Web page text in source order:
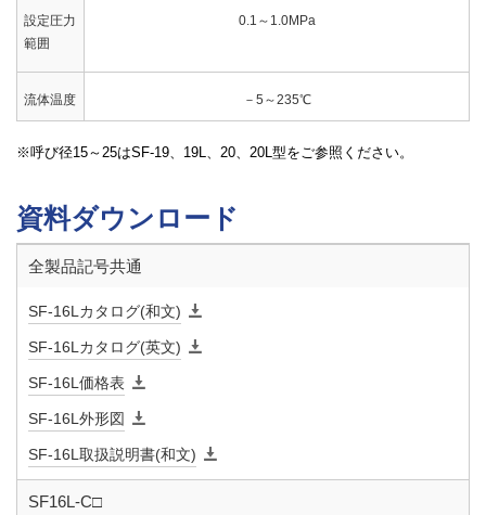
設定圧力
範囲
0.1～1.0MPa
流体温度 －5～235℃
端接続
入口：JIS 10K RFフランジ（厚さは寸法表による）
取付姿勢
体
体
材質 弁
座
呼び径15～25はSF-19、19L、20、20L型をご参照ください。
資料ダウンロード
全製品記号共通
SF-16Lカタログ(和文)
SF-16Lカタログ(英文)
SF-16L価格表
SF-16L外形図
SF-16L取扱説明書(和文)
SF16L-C□